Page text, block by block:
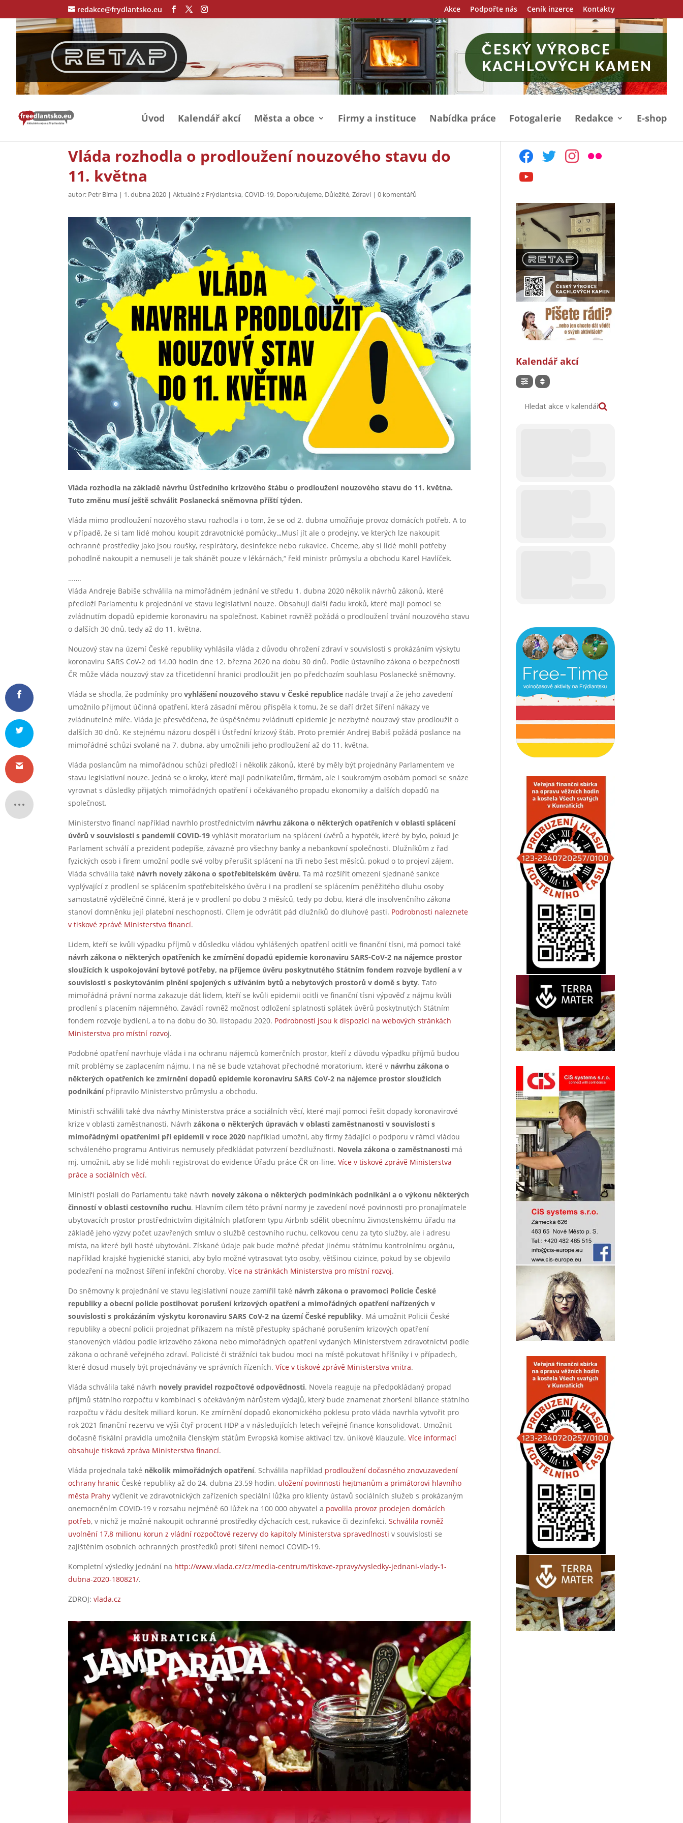
redakce@frydlantsko.eu Akce Podpořte nás Ceník inzerce Kontakty
Úvod Kalendář akcí Města a obce Firmy a instituce Nabídka práce Fotogalerie Redakce E-shop
Vláda rozhodla o prodloužení nouzového stavu do
11. května
autor: Petr Bíma | 1. dubna 2020 |Aktuálně z Frýdlantska,COVID-19, Doporučujeme, Důležité,Zdraví|0 komentářů
Vláda rozhodla na základě návrhu Ústředního krizového štábu o prodloužení nouzového stavu do 11. května.
Tuto změnu musí ještě schválit Poslanecká sněmovna příští týden.
Vláda mimo prodloužení nozového stavu rozhodla i o tom, že se od 2. dubna umožňuje provoz domácích potřeb. A to
v případě, že si tam lidé mohou koupit zdravotnické pomůcky.„Musí jít ale o prodejny, ve kterých lze nakoupit
ochranné prostředky jako jsou roušky, respirátory, desinfekce nebo rukavice. Chceme, aby si lidé mohli potřeby
pohodlně nakoupit a nemuseli je tak shánět pouze v lékárnách,“ řekl ministr průmyslu a obchodu Karel Havlíček.
…….
Vláda Andreje Babiše schválila na mimořádném jednání ve středu 1. dubna 2020 několik návrhů zákonů, které
předloží Parlamentu k projednání ve stavu legislativní nouze. Obsahují další řadu kroků, které mají pomoci se
zvládnutím dopadů epidemie koronaviru na společnost. Kabinet rovněž požádá o prodloužení trvání nouzového stavu
o dalších 30 dnů, tedy až do 11. května.
Nouzový stav na území České republiky vyhlásila vláda z důvodu ohrožení zdraví v souvislosti s prokázáním výskytu
koronaviru SARS CoV-2 od 14.00 hodin dne 12. března 2020 na dobu 30 dnů. Podle ústavního zákona o bezpečnosti
ČR může vláda nouzový stav za třicetidenní hranici prodloužit jen po předchozím souhlasu Poslanecké sněmovny.
Vláda se shodla, že podmínky provyhlášení nouzového stavu v České republice nadále trvají a že jeho zavedení
umožnilo přijmout účinná opatření, která zásadní měrou přispěla k tomu, že se daří držet šíření nákazy ve
zvládnutelné míře. Vláda je přesvědčena, že úspěšnému zvládnutí epidemie je nezbytné nouzový stav prodloužit o
dalších 30 dnů. Ke stejnému názoru dospěl i Ústřední krizový štáb. Proto premiér Andrej Babiš požádá poslance na
mimořádné schůzi svolané na 7. dubna, aby umožnili jeho prodloužení až do 11. května.
Vláda poslancům na mimořádnou schůzi předloží i několik zákonů, které by měly být projednány Parlamentem ve
stavu legislativní nouze. Jedná se o kroky, které mají podnikatelům, firmám, ale i soukromým osobám pomoci se snáze
vyrovnat s důsledky přijatých mimořádných opatření i očekávaného propadu ekonomiky a dalších dopadů na
společnost.
Ministerstvo financí například navrhlo prostřednictvím návrhu zákona o některých opatřeních v oblasti splácení
úvěrů v souvislosti s pandemií COVID-19 vyhlásit moratorium na splácení úvěrů a hypoték, které by bylo, pokud je
Parlament schválí a prezident podepíše, závazné pro všechny banky a nebankovní společnosti. Dlužníkům z řad
fyzických osob i firem umožní podle své volby přerušit splácení na tři nebo šest měsíců, pokud o to projeví zájem.
Vláda schválila také návrh novely zákona o spotřebitelském úvěru. Ta má rozšířit omezení sjednané sankce
vyplývající z prodlení se splácením spotřebitelského úvěru i na prodlení se splácením peněžitého dluhu osoby
samostatně výdělečně činné, která je v prodlení po dobu 3 měsíců, tedy po dobu, která dle insolvenčního zákona
stanoví domněnku její platební neschopnosti. Cílem je odvrátit pád dlužníků do dluhové pasti. Podrobnosti naleznete
v tiskové zprávě Ministerstva financí.
Lidem, kteří se kvůli výpadku příjmů v důsledku vládou vyhlášených opatření ocitli ve finanční tísni, má pomoci také
návrh zákona o některých opatřeních ke zmírnění dopadů epidemie koronaviru SARS-CoV-2 na nájemce prostor
sloužících k uspokojování bytové potřeby, na příjemce úvěru poskytnutého Státním fondem rozvoje bydlení a v
souvislosti s poskytováním plnění spojených s užíváním bytů a nebytových prostorů v domě s byty. Tato
mimořádná právní norma zakazuje dát lidem, kteří se kvůli epidemii ocitli ve finanční tísni výpověď z nájmu kvůli
prodlení s placením nájemného. Zavádí rovněž možnost odložení splatnosti splátek úvěrů poskytnutých Státním
fondem rozvoje bydlení, a to na dobu do 30. listopadu 2020. Podrobnosti jsou k dispozici na webových stránkách
Ministerstva pro místní rozvoj.
Podobné opatření navrhuje vláda i na ochranu nájemců komerčních prostor, kteří z důvodu výpadku příjmů budou
mít problémy se zaplacením nájmu. I na ně se bude vztahovat přechodné moratorium, které v návrhu zákona o
některých opatřeních ke zmírnění dopadů epidemie koronaviru SARS CoV-2 na nájemce prostor sloužících
podnikánípřipravilo Ministerstvo průmyslu a obchodu.
Ministři schválili také dva návrhy Ministerstva práce a sociálních věcí, které mají pomoci řešit dopady koronavirové
krize v oblasti zaměstnanosti. Návrhzákona o některých úpravách v oblasti zaměstnanosti v souvislosti s
mimořádnými opatřeními při epidemii v roce 2020 například umožní, aby firmy žádající o podporu v rámci vládou
schváleného programu Antivirus nemusely předkládat potvrzení bezdlužnosti. Novela zákona o zaměstnanosti má
mj. umožnit, aby se lidé mohli registrovat do evidence Úřadu práce ČR on-line.Více v tiskové zprávě Ministerstva
práce a sociálních věcí.
Ministři poslali do Parlamentu také návrh novely zákona o některých podmínkách podnikání a o výkonu některých
činností v oblasti cestovního ruchu. Hlavním cílem této právní normy je zavedení nové povinnosti pro pronajímatele
ubytovacích prostor prostřednictvím digitálních platforem typu Airbnb sdělit obecnímu živnostenskému úřadu na
základě jeho výzvy počet uzavřených smluv o službě cestovního ruchu, celkovou cenu za tyto služby, ale i adresu
místa, na které byli hosté ubytováni. Získané údaje pak bude možné předat jinému státnímu kontrolnímu orgánu,
například krajské hygienické stanici, aby bylo možné vytrasovat tyto osoby, většinou cizince, pokud by se objevilo
podezření na možnost šíření infekční choroby.Více na stránkách Ministerstva pro místní rozvoj.
Do sněmovny k projednání ve stavu legislativní nouze zamířil také návrh zákona o pravomoci Policie České
republiky a obecní policie postihovat porušení krizových opatření a mimořádných opatření nařízených v
souvislosti s prokázáním výskytu koronaviru SARS CoV-2 na území České republiky. Má umožnit Policii České
republiky a obecní policii projednat příkazem na místě přestupky spáchané porušením krizových opatření
stanovených vládou podle krizového zákona nebo mimořádných opatření vydaných Ministerstvem zdravotnictví podle
zákona o ochraně veřejného zdraví. Policisté či strážníci tak budou moci na místě pokutovat hříšníky i v případech,
které dosud musely být projednávány ve správních řízeních.Více v tiskové zprávě Ministerstva vnitra.
Vláda schválila také návrh novely pravidel rozpočtové odpovědnosti. Novela reaguje na předpokládaný propad
příjmů státního rozpočtu v kombinaci s očekáváným nárůstem výdajů, který bude znamenat zhoršení bilance státního
rozpočtu v řádu desítek miliard korun. Ke zmírnění dopadů ekonomického poklesu proto vláda navrhla vytvořit pro
rok 2021 finanční rezervu ve výši čtyř procent HDP a v následujících letech veřejné finance konsolidovat. Umožnit
dočasně fiskální pravidla umožnila členským státům Evropská komise aktivací tzv. únikové klauzule.Více informací
obsahuje tisková zpráva Ministerstva financí.
Vláda projednala také několik mimořádných opatření. Schválila například prodloužení dočasného znovuzavedení
ochrany hranic České republiky až do 24. dubna 23.59 hodin, uložení povinnosti hejtmanům a primátorovi hlavního
města Prahy vyčlenit ve zdravotnických zařízeních speciální lůžka pro klienty ústavů sociálních služeb s prokázaným
onemocněním COVID-19 v rozsahu nejméně 60 lůžek na 100 000 obyvatel a povolila provoz prodejen domácích
potřeb, v nichž je možné nakoupit ochranné prostředky dýchacích cest, rukavice či dezinfekci.Schválila rovněž
uvolnění 17,8 milionu korun z vládní rozpočtové rezervy do kapitoly Ministerstva spravedlnosti v souvislosti se
zajištěním osobních ochranných prostředků proti šíření nemoci COVID-19.
Kompletní výsledky jednání na http://www.vlada.cz/cz/media-centrum/tiskove-zpravy/vysledky-jednani-vlady-1-
dubna-2020-180821/.
ZDROJ:vlada.cz
facebooktwitter instagram
flickr
youtube
Kalendář akcí